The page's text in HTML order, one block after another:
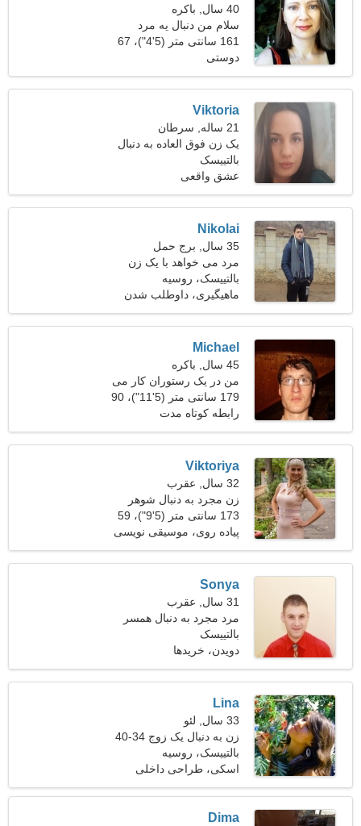
40 سال, باکره
سلام من دنبال یه مرد
قدرشناس میگردم
161 سانتی متر (5'4")، 67
کیلوگرم (147 پوند)
دوستی
Viktoria
21 ساله, سرطان
یک زن فوق العاده به دنبال
یک رابطه واقعی است
بالتییسک
عشق واقعی
Nikolai
35 سال, برج حمل
مرد می خواهد با یک زن
ملاقات کند
بالتییسک، روسیه
ماهیگیری، داوطلب شدن
Michael
45 سال, باکره
من در یک رستوران کار می
کنم
179 سانتی متر (5'11")، 90
کیلوگرم (198 پوند)
رابطه کوتاه مدت
Viktoriya
32 سال, عقرب
زن مجرد به دنبال شوهر
173 سانتی متر (5'9")، 59
کیلوگرم (130 پوند)
پیاده روی، موسیقی نویسی
Sonya
31 سال, عقرب
مرد مجرد به دنبال همسر
بالتییسک
دویدن، خریدها
Lina
33 سال, لئو
زن به دنبال یک زوج 34-40
بالتییسک، روسیه
اسکی، طراحی داخلی
Dima